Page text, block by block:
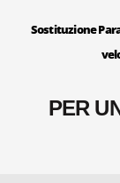
Sostituzione
PER